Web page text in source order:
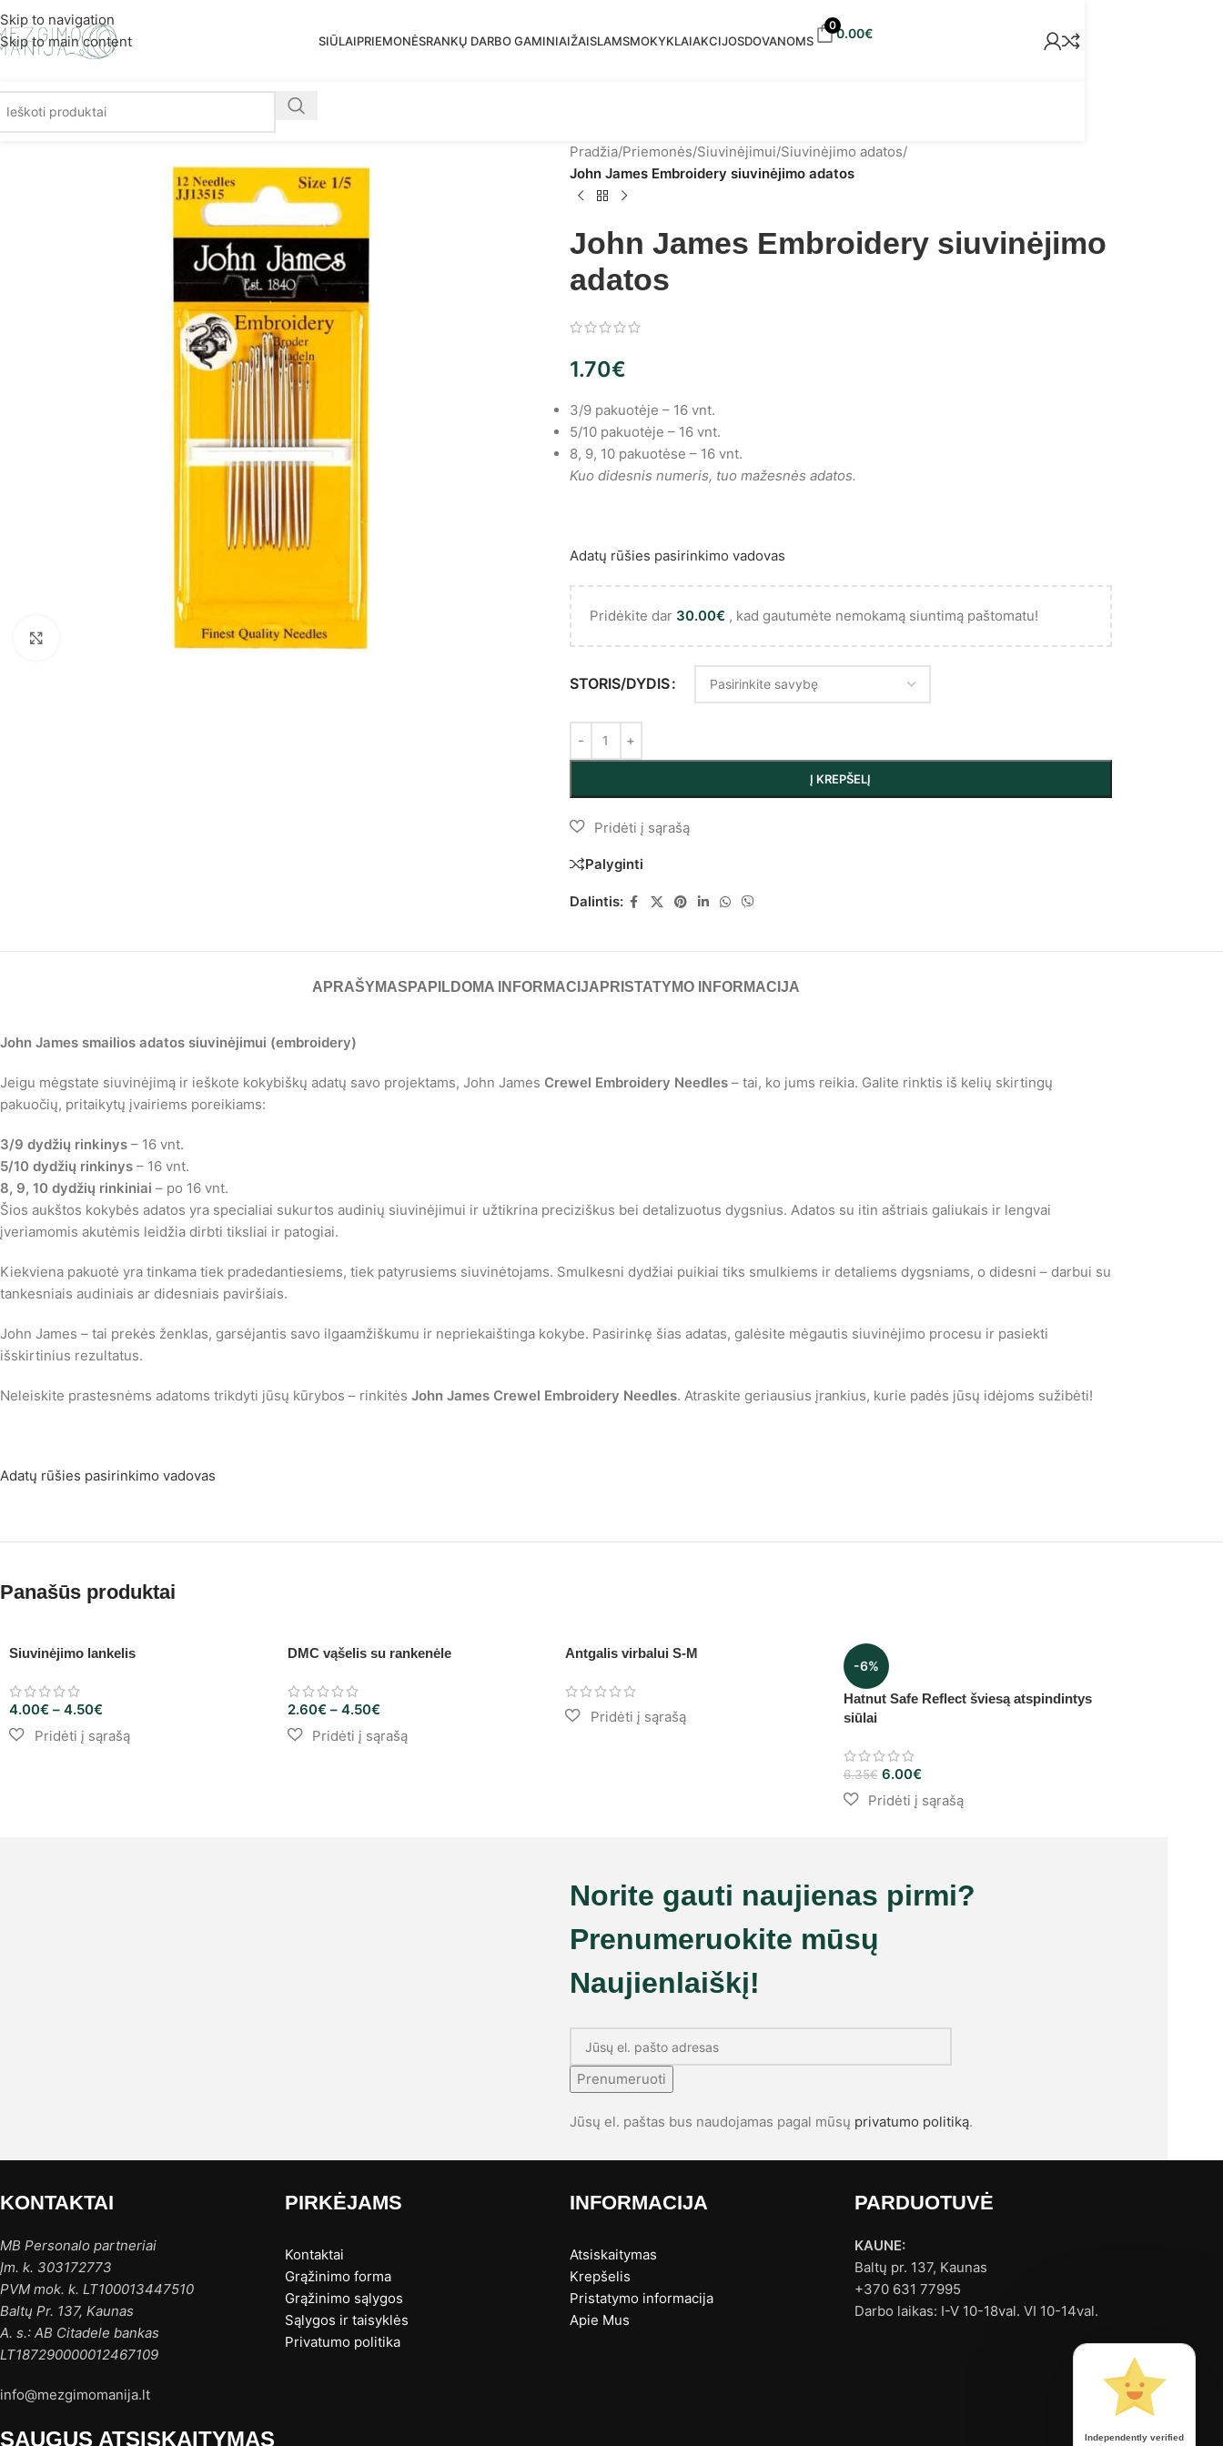
Skip to navigation
Skip to main content
SIŪLAIPRIEMONĖSRANKŲ DARBO GAMINIAIŽAISLAMSMOKYKLAIAKCIJOSDOVANOMS
00.00€
Spustelėkite, norėdami padidinti
Pradžia/Priemonės/Siuvinėjimui/Siuvinėjimo adatos/
John James Embroidery siuvinėjimo adatos
John James Embroidery siuvinėjimo
adatos
1.70€
3/9 pakuotėje – 16 vnt.
5/10 pakuotėje – 16 vnt.
8, 9, 10 pakuotėse – 16 vnt.
Kuo didesnis numeris, tuo mažesnės adatos.
Adatų rūšies pasirinkimo vadovas
Pridėkite dar 30.00€, kad gautumėte nemokamą siuntimą paštomatu!
STORIS/DYDIS
Į KREPŠELĮ
Palyginti
Dalintis:
APRAŠYMAS PAPILDOMA INFORMACIJA PRISTATYMO INFORMACIJA
John James smailios adatos siuvinėjimui (embroidery)
Jeigu mėgstate siuvinėjimą ir ieškote kokybiškų adatų savo projektams, John James Crewel Embroidery Needles – tai, ko jums reikia. Galite rinktis iš kelių skirtingų
pakuočių, pritaikytų įvairiems poreikiams:
3/9 dydžių rinkinys – 16 vnt.
5/10 dydžių rinkinys – 16 vnt.
8, 9, 10 dydžių rinkiniai – po 16 vnt.
Šios aukštos kokybės adatos yra specialiai sukurtos audinių siuvinėjimui ir užtikrina preciziškus bei detalizuotus dygsnius. Adatos su itin aštriais galiukais ir lengvai
įveriamomis akutėmis leidžia dirbti tiksliai ir patogiai.
Kiekviena pakuotė yra tinkama tiek pradedantiesiems, tiek patyrusiems siuvinėtojams. Smulkesni dydžiai puikiai tiks smulkiems ir detaliems dygsniams, o didesni – darbui su
tankesniais audiniais ar didesniais paviršiais.
John James – tai prekės ženklas, garsėjantis savo ilgaamžiškumu ir nepriekaištinga kokybe. Pasirinkę šias adatas, galėsite mėgautis siuvinėjimo procesu ir pasiekti
išskirtinius rezultatus.
Neleiskite prastesnėms adatoms trikdyti jūsų kūrybos – rinkitės John James Crewel Embroidery Needles. Atraskite geriausius įrankius, kurie padės jūsų idėjoms sužibėti!
Adatų rūšies pasirinkimo vadovas
Panašūs produktai
Siuvinėjimo lankelis
4.00€ – 4.50€
DMC vąšelis su rankenėle
2.60€ – 4.50€
Antgalis virbalui S-M
-6%
Hatnut Safe Reflect šviesą atspindintys
siūlai
6.35€ 6.00€
Norite gauti naujienas pirmi?
Prenumeruokite mūsų
Naujienlaiškį!
Prenumeruoti
Jūsų el. paštas bus naudojamas pagal mūsų privatumo politiką.
KONTAKTAI
MB Personalo partneriai
Įm. k. 303172773
PVM mok. k. LT100013447510
Baltų Pr. 137, Kaunas
A. s.: AB Citadele bankas
LT187290000012467109
info@mezgimomanija.lt
PIRKĖJAMS
Kontaktai
Grąžinimo forma
Grąžinimo sąlygos
Sąlygos ir taisyklės
Privatumo politika
INFORMACIJA
Atsiskaitymas
Krepšelis
Pristatymo informacija
Apie Mus
PARDUOTUVĖ
KAUNE:
Baltų pr. 137, Kaunas
+370 631 77995
Darbo laikas: I-V 10-18val. VI 10-14val.
SAUGUS ATSISKAITYMAS Independently verified